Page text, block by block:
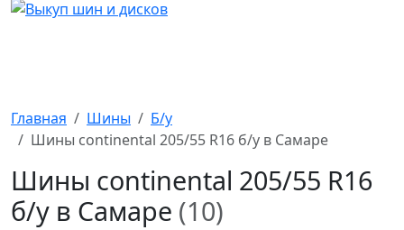
Главная Шины
Б/у
Шины continental 205/55 R16 б/у в Самаре
Шины continental 205/55 R16
б/у в Самаре (10)